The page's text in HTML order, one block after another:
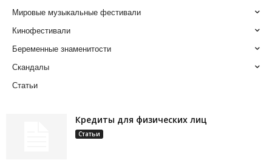
Мировые музыкальные фестивали
Кинофестивали
Беременные знаменитости
Скандалы
Статьи
Кредиты для физических лиц
Статьи